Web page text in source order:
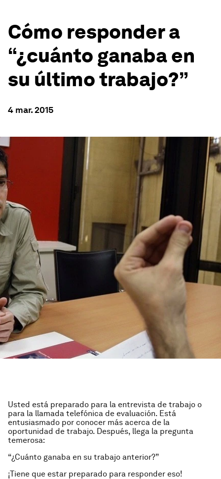
Cómo responder a
“¿cuánto ganaba en
su último trabajo?”
4 mar. 2015
Usted está preparado para la entrevista de trabajo o
para la llamada telefónica de evaluación. Está
entusiasmado por conocer más acerca de la
oportunidad de trabajo. Después, llega la pregunta
temerosa:
“¿Cuánto ganaba en su trabajo anterior?”
¡Tiene que estar preparado para responder eso!